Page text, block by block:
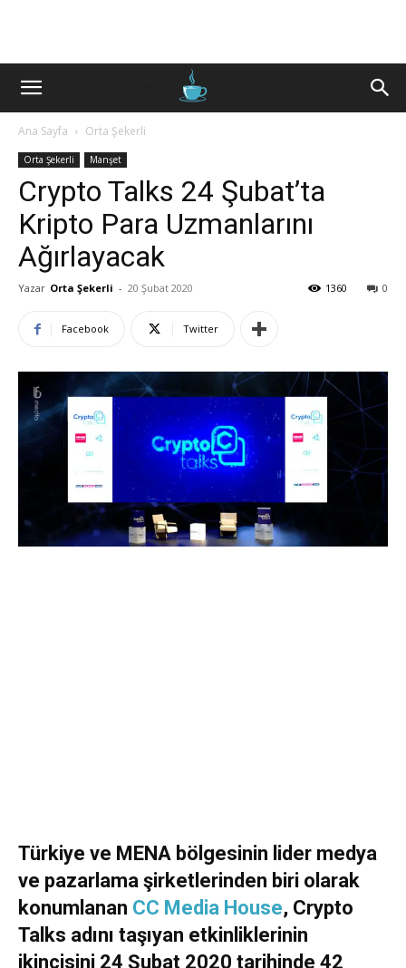
Ana Sayfa Orta Şekerli
Orta Şekerli Manşet
Crypto Talks 24 Şubat’ta
Kripto Para Uzmanlarını
Ağırlayacak
Yazar Orta Şekerli - 20 Şubat 2020 0
1360
Facebook Twitter
Türkiye ve MENA bölgesinin lider medya
ve pazarlama şirketlerinden biri olarak
konumlanan CC Media House, Crypto
Talks adını taşıyan etkinliklerinin
ikincisini 24 Şubat 2020 tarihinde 42